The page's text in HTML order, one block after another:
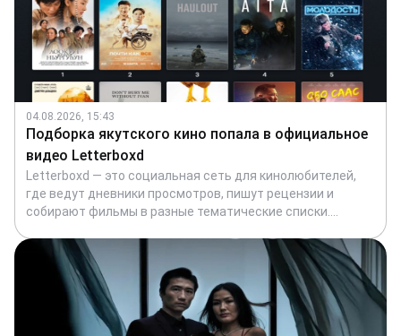
04.08.2026, 15:43
Подборка якутского кино попала в официальное
видео Letterboxd
Letterboxd — это социальная сеть для кинолюбителей,
где ведут дневники просмотров, пишут рецензии и
собирают фильмы в разные тематические списки.
более 30 миллионов пользователей по всему миру. Здесь
можно отмечать просмотренные фильмы, оценивать их
и следить за активностью друзей. Среди множества
пользовательских подборок есть и та, что касается